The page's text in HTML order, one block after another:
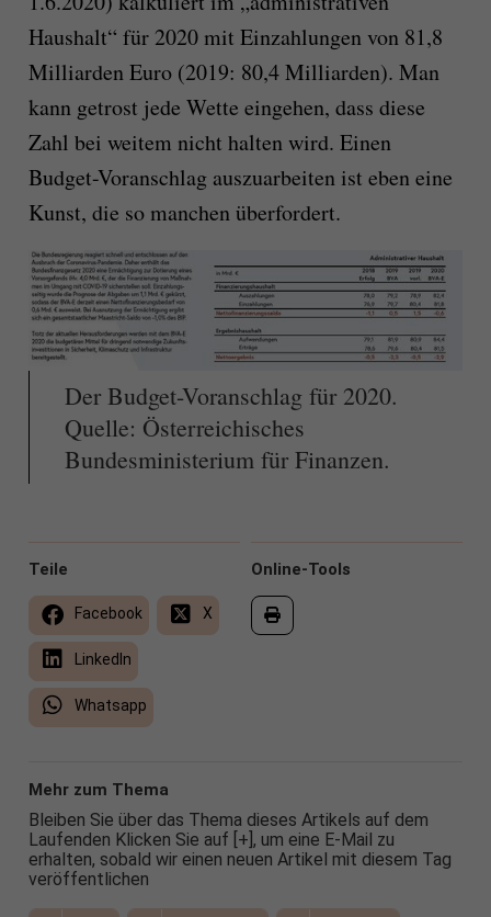
Haushalt“ für 2020 mit Einzahlungen von 81,8
Milliarden Euro (2019: 80,4 Milliarden). Man
kann getrost jede Wette eingehen, dass diese
Zahl bei weitem nicht halten wird. Einen
Budget-Voranschlag auszuarbeiten ist eben eine
Kunst, die so manchen überfordert.
Der Budget-Voranschlag für 2020.
Quelle: Österreichisches
Bundesministerium für Finanzen.
Online-Tools
Teile
Facebook X
LinkedIn
Whatsapp
Mehr zum Thema
Bleiben Sie über das Thema dieses Artikels auf dem
Laufenden Klicken Sie auf [+], um eine E-Mail zu
erhalten, sobald wir einen neuen Artikel mit diesem Tag
veröffentlichen